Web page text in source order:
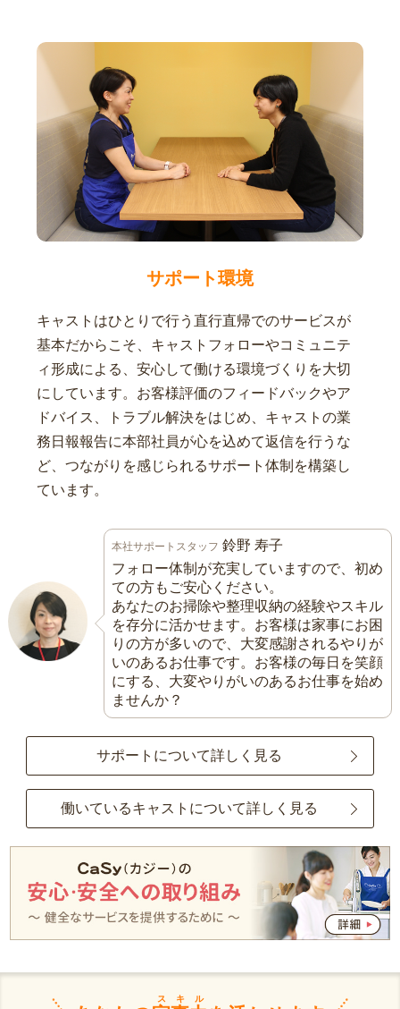
サポート環境
キャストはひとりで行う直行直帰でのサービスが
基本だからこそ、キャストフォローやコミュニテ
ィ形成による、安心して働ける環境づくりを大切
にしています。お客様評価のフィードバックやア
ドバイス、トラブル解決をはじめ、キャストの業
務日報報告に本部社員が心を込めて返信を行うな
ど、つながりを感じられるサポート体制を構築し
ています。
本社サポートスタッフ 鈴野 寿子
フォロー体制が充実していますので、初め
ての方もご安心ください。
あなたのお掃除や整理収納の経験やスキル
を存分に活かせます。お客様は家事にお困
りの方が多いので、大変感謝されるやりが
いのあるお仕事です。お客様の毎日を笑顔
にする、大変やりがいのあるお仕事を始め
ませんか？
サポートについて詳しく見る
働いているキャストについて詳しく見る
スキル